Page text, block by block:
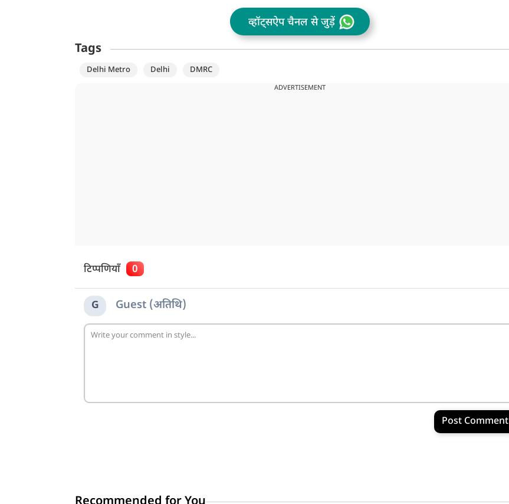
व्हॉट्सऐप चैनल से जुड़ें
Tags
Delhi Metro Delhi DMRC
ADVERTISEMENT
टिप्पणियाँ 0
G Guest (अतिथि)
Post Comment